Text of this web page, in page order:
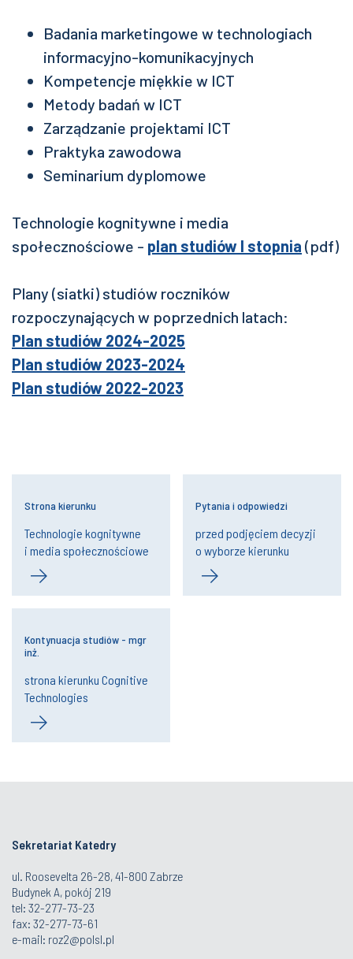
Badania marketingowe w technologiach
informacyjno-komunikacyjnych
Kompetencje miękkie w ICT
Metody badań w ICT
Zarządzanie projektami ICT
Praktyka zawodowa
Seminarium dyplomowe
Technologie kognitywne i media
społecznościowe - plan studiów I stopnia (pdf)
Plany (siatki) studiów roczników
rozpoczynających w poprzednich latach:
Plan studiów 2024-2025
Plan studiów 2023-2024
Plan studiów 2022-2023
Strona kierunku
Technologie kognitywne
i media społecznościowe
Pytania i odpowiedzi
przed podjęciem decyzji
o wyborze kierunku
Kontynuacja studiów - mgr
inż.
strona kierunku Cognitive
Technologies
Sekretariat Katedry
ul. Roosevelta 26-28, 41-800 Zabrze
Budynek A, pokój 219
tel: 32-277-73-23
fax: 32-277-73-61
e-mail: roz2@polsl.pl